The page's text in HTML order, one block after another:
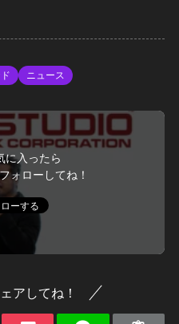
ニュース
に入ったら
ォローしてね！
アしてね！